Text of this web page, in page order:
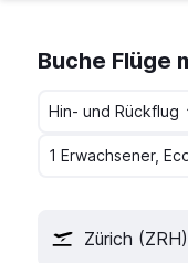
Buche Flüge
Hin- und Rückflug
1 Erwachsener,
Zürich (ZRH)